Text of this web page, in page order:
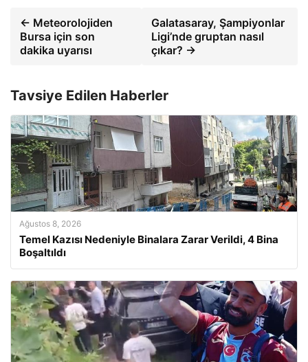
← Meteorolojiden
Bursa için son
dakika uyarısı
Galatasaray, Şampiyonlar
Ligi’nde gruptan nasıl
çıkar? →
Tavsiye Edilen Haberler
Ağustos 8, 2026
Temel Kazısı Nedeniyle Binalara Zarar Verildi, 4 Bina
Boşaltıldı